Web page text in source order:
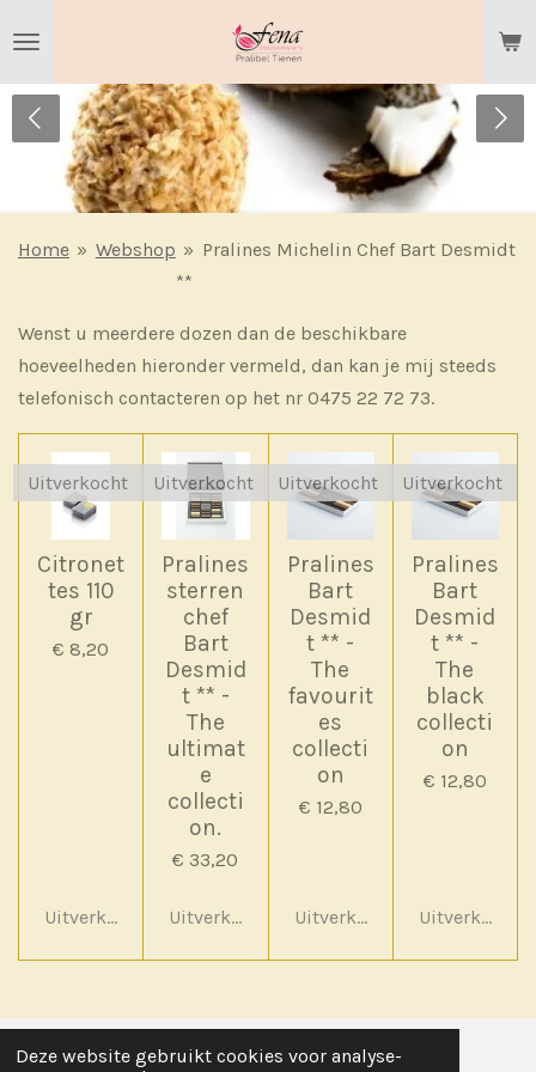
Deze website gebruikt cookies voor analyse-
naar
de
hoofdinhoud
Home » Webshop » Pralines Michelin Chef Bart Desmidt
**
Wenst u meerdere dozen dan de beschikbare
hoeveelheden hieronder vermeld, dan kan je mij steeds
telefonisch contacteren op het nr 0475 22 72 73.
Uitverkocht
Citronet
tes 110
gr
€ 8,20
Uitverkocht
Uitverkocht
Pralines
sterren
chef
Bart
Desmid
t ** -
The
ultimat
e
collecti
on.
€ 33,20
Uitverkocht
Uitverkocht
Pralines
Bart
Desmid
t ** -
The
favourit
es
collecti
on
€ 12,80
Uitverkocht
Uitverkocht
Pralines
Bart
Desmid
t ** -
The
black
collecti
on
€ 12,80
Uitverkocht